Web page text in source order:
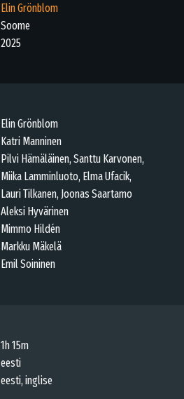
Elin Grönblom
Soome
2025
Elin Grönblom
Katri Manninen
Pilvi Hämäläinen, Santtu Karvonen,
Miika Lamminluoto, Elma Ufacik,
Lauri Tilkanen, Joonas Saartamo
Aleksi Hyvärinen
Mimmo Hildén
Markku Mäkelä
Emil Soininen
1h 15m
eesti
eesti, inglise